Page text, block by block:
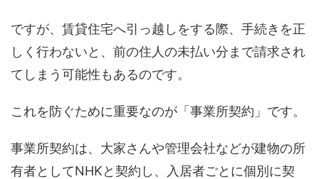
ですが、賃貸住宅へ引っ越しをする際、手続きを正
しく行わないと、前の住人の未払い分まで請求され
てしまう可能性もあるのです。
これを防ぐために重要なのが「事業所契約」です。
事業所契約は、大家さんや管理会社などが建物の所
有者としてNHKと契約し、入居者ごとに個別に契